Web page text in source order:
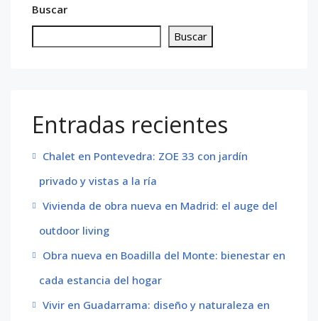
Buscar
Buscar
Entradas recientes
Chalet en Pontevedra: ZOE 33 con jardín
privado y vistas a la ría
Vivienda de obra nueva en Madrid: el auge del
outdoor living
Obra nueva en Boadilla del Monte: bienestar en
cada estancia del hogar
Vivir en Guadarrama: diseño y naturaleza en